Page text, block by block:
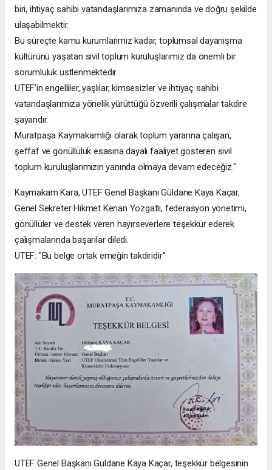
biri, ihtiyaç sahibi vatandaşlarımıza zamanında ve doğru şekilde
ulaşabilmektir.
Bu süreçte kamu kurumlarımız kadar, toplumsal dayanışma
kültürünü yaşatan sivil toplum kuruluşlarımız da önemli bir
sorumluluk üstlenmektedir.
UTEF'in engelliler, yaşlılar, kimsesizler ve ihtiyaç sahibi
vatandaşlarımıza yönelik yürüttüğü özverili çalışmalar takdire
şayandır.
Muratpaşa Kaymakamlığı olarak toplum yararına çalışan,
şeffaf ve gönüllülük esasına dayalı faaliyet gösteren sivil
toplum kuruluşlarımızın yanında olmaya devam edeceğiz."
Kaymakam Kara, UTEF Genel Başkanı Güldane Kaya Kaçar,
Genel Sekreter Hikmet Kenan Yozgatlı, federasyon yönetimi,
gönüllüler ve destek veren hayırseverlere teşekkür ederek
çalışmalarında başarılar diledi.
UTEF: "Bu belge ortak emeğin takdiridir"
UTEF Genel Başkanı Güldane Kaya Kaçar, teşekkür belgesinin